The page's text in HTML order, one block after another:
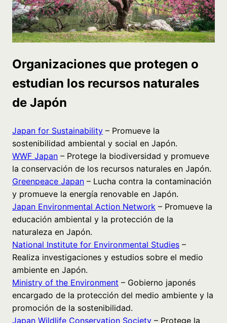
Organizaciones que protegen o
estudian los recursos naturales
de Japón
Japan for Sustainability – Promueve la
sostenibilidad ambiental y social en Japón.
WWF Japan – Protege la biodiversidad y promueve
la conservación de los recursos naturales en Japón.
Greenpeace Japan – Lucha contra la contaminación
y promueve la energía renovable en Japón.
Japan Environmental Action Network – Promueve la
educación ambiental y la protección de la
naturaleza en Japón.
National Institute for Environmental Studies –
Realiza investigaciones y estudios sobre el medio
ambiente en Japón.
Ministry of the Environment – Gobierno japonés
encargado de la protección del medio ambiente y la
promoción de la sostenibilidad.
Japan Wildlife Conservation Society – Protege la